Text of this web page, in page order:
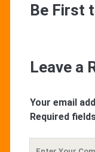
Be First
Leave a
Your email
Required